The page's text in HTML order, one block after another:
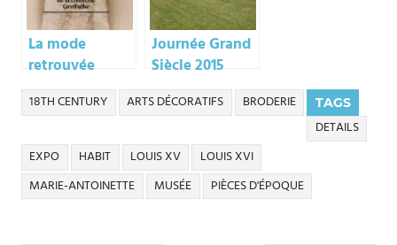
La mode
retrouvée
Journée Grand
Siècle 2015
TAGS
18TH CENTURY ARTS DÉCORATIFS
BRODERIE
DETAILS
EXPO
HABIT LOUIS XV
LOUIS XVI
MARIE-ANTOINETTE
MUSÉE PIÈCES D'ÉPOQUE